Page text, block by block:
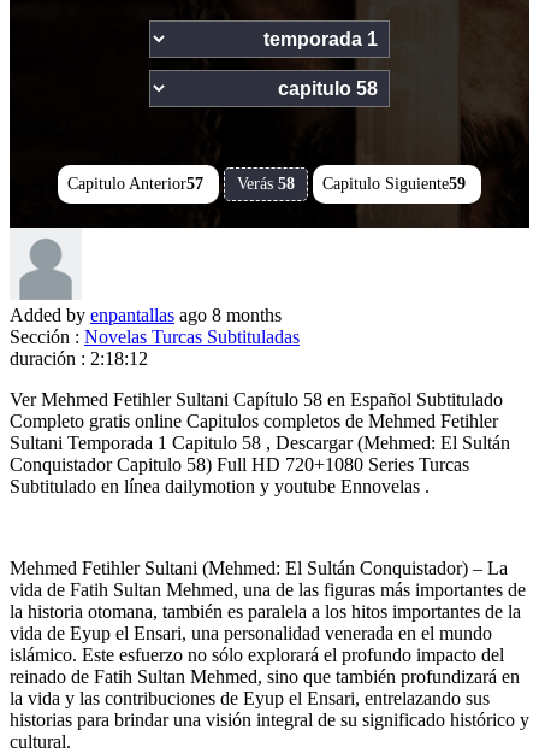
Capitulo Anterior57 Verás 58 Capitulo Siguiente59
Added by enpantallas ago 8 months
Sección : Novelas Turcas Subtituladas
duración : 2:18:12
Ver Mehmed Fetihler Sultani Capítulo 58 en Español Subtitulado
Completo gratis online Capitulos completos de Mehmed Fetihler
Sultani Temporada 1 Capitulo 58 , Descargar (Mehmed: El Sultán
Conquistador Capitulo 58) Full HD 720+1080 Series Turcas
Subtitulado en línea dailymotion y youtube Ennovelas .
Mehmed Fetihler Sultani (Mehmed: El Sultán Conquistador) – La
vida de Fatih Sultan Mehmed, una de las figuras más importantes de
la historia otomana, también es paralela a los hitos importantes de la
vida de Eyup el Ensari, una personalidad venerada en el mundo
islámico. Este esfuerzo no sólo explorará el profundo impacto del
reinado de Fatih Sultan Mehmed, sino que también profundizará en
la vida y las contribuciones de Eyup el Ensari, entrelazando sus
historias para brindar una visión integral de su significado histórico y
cultural.